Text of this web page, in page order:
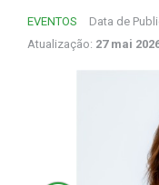
EVENTOS Data de
Atualização: 27 mai